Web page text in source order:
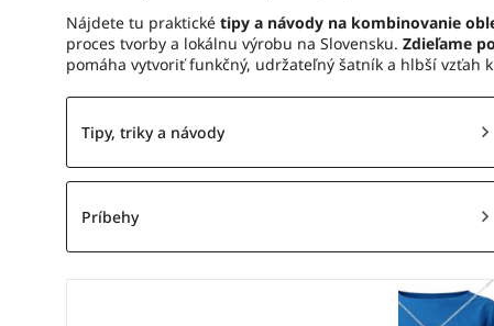
Nájdete tu praktické tipy a návody na kombinovanie
proces tvorby a lokálnu výrobu na Slovensku. Zdieľame
pomáha vytvoriť funkčný, udržateľný šatník a hlbší vzťah
Tipy, triky a návody
Príbehy